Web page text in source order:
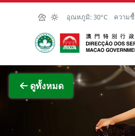
Skip to Main Content
อุณหภูมิ: 30°C ความ
สำนักงานการท่องเที่ยวขอ
ดูทั้งหมด